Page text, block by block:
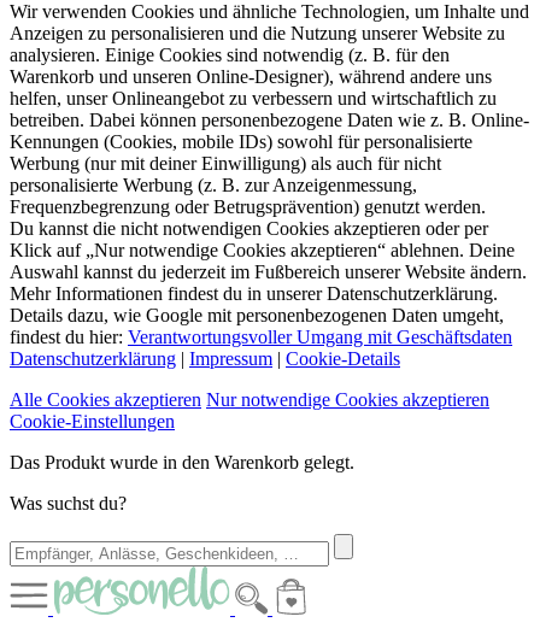
Wir verwenden Cookies und ähnliche Technologien, um Inhalte und
Anzeigen zu personalisieren und die Nutzung unserer Website zu
analysieren. Einige Cookies sind notwendig (z. B. für den
Warenkorb und unseren Online-Designer), während andere uns
helfen, unser Onlineangebot zu verbessern und wirtschaftlich zu
betreiben. Dabei können personenbezogene Daten wie z. B. Online-
Kennungen (Cookies, mobile IDs) sowohl für personalisierte
Werbung (nur mit deiner Einwilligung) als auch für nicht
personalisierte Werbung (z. B. zur Anzeigenmessung,
Frequenzbegrenzung oder Betrugsprävention) genutzt werden.
Du kannst die nicht notwendigen Cookies akzeptieren oder per
Klick auf „Nur notwendige Cookies akzeptieren“ ablehnen. Deine
Auswahl kannst du jederzeit im Fußbereich unserer Website ändern.
Mehr Informationen findest du in unserer Datenschutzerklärung.
Details dazu, wie Google mit personenbezogenen Daten umgeht,
findest du hier: Verantwortungsvoller Umgang mit Geschäftsdaten
Datenschutzerklärung | Impressum | Cookie-Details
Alle Cookies akzeptieren Nur notwendige Cookies akzeptieren
Cookie-Einstellungen
Das Produkt wurde in den Warenkorb gelegt.
Was suchst du?